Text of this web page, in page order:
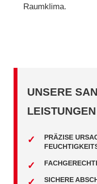
Raumklima.
UNSERE
LEISTUNGEN
PRÄZISE
SICHERE